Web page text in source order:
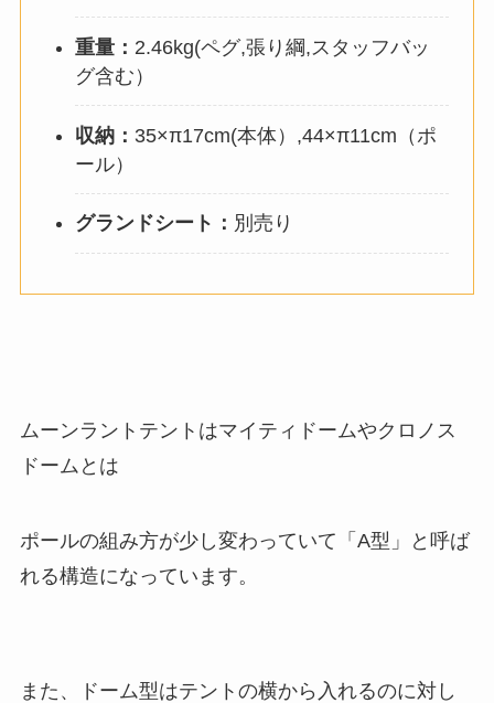
重量： 2.46kg(ペグ,張り綱,スタッフバッ
グ含む）
収納： 35×π17cm(本体）,44×π11cm（ポ
ール）
グランドシート： 別売り
ムーンラントテントはマイティドームやクロノス
ドームとは
ポールの組み方が少し変わっていて「A型」と呼ば
れる構造になっています。
また、ドーム型はテントの横から入れるのに対し